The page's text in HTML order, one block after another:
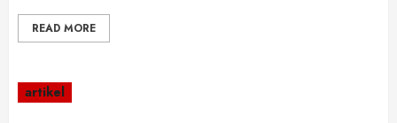
READ MORE
artikel